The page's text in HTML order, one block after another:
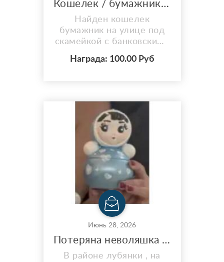
Кошелек / бумажник на имя Александр Григорьев
Найден кошелек
бумажник на улице под
скамейкой с банковскими
Награда: 100.00 Руб
Июнь 28, 2026
Потеряна неволяшка ручной работы
В районе лубянки , на